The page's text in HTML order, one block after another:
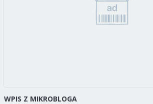
WPIS Z MIKROBLOGA